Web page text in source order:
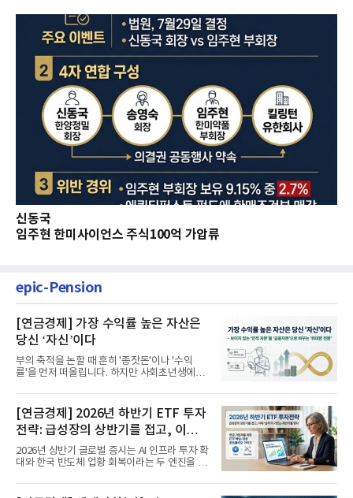
신동국
임주현 한미사이언스 주식100억 가압류
epic-Pension
[연금경제] 가장 수익률 높은 자산은
당신 ‘자신’이다
부의 축적을 논할 때 흔히 '종잣돈'이나 '수익
률'을 먼저 떠올립니다. 하지만 사회초년생에게
[연금경제] 2026년 하반기 ETF 투자
전략: 급성장의 상반기를 접고, 이제
'실적'이 가르는 하반기를 맞다
2026년 상반기 글로벌 증시는 AI 인프라 투자 확
대와 한국 반도체 업황 회복이라는 두 엔진을 달